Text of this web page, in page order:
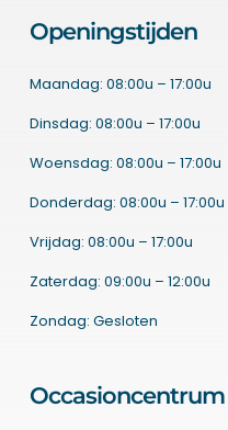
Openingstijden
Maandag: 08:00u – 17:00u
Dinsdag: 08:00u – 17:00u
Woensdag: 08:00u – 17:00u
Donderdag: 08:00u – 17:00u
Vrijdag: 08:00u – 17:00u
Zaterdag: 09:00u – 12:00u
Zondag: Gesloten
Occasioncentrum